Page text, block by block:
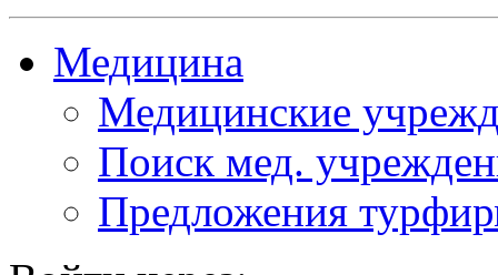
Медицина
Медицинские
Поиск мед.
Предложения